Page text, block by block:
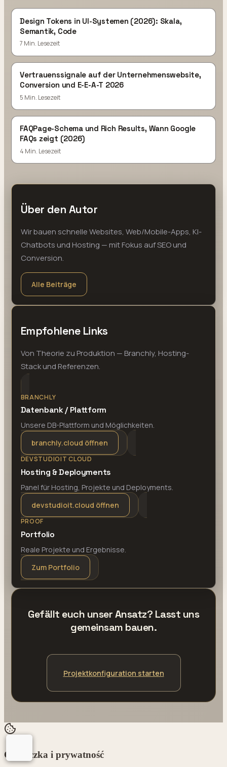
Design Tokens in UI-Systemen (2026): Skala,
Semantik, Code
7 Min. Lesezeit
Vertrauenssignale auf der Unternehmenswebsite,
Conversion und E-E-A-T 2026
5 Min. Lesezeit
FAQPage-Schema und Rich Results, Wann Google
FAQs zeigt (2026)
4 Min. Lesezeit
Über den Autor
Wir bauen schnelle Websites, Web/Mobile-Apps, KI-
Chatbots und Hosting — mit Fokus auf SEO und
Conversion.
Alle Beiträge
Empfohlene Links
Von Theorie zu Produktion — Branchly, Hosting-
Stack und Referenzen.
BRANCHLY
Datenbank / Plattform
Unsere DB-Plattform und Möglichkeiten.
branchly.cloud öffnen
DEVSTUDIOIT CLOUD
Hosting & Deployments
Panel für Hosting, Projekte und Deployments.
devstudioit.cloud öffnen
PROOF
Portfolio
Reale Projekte und Ergebnisse.
Zum Portfolio
Gefällt euch unser Ansatz? Lasst uns
gemeinsam bauen.
Projektkonfiguration starten
Ciasteczka i prywatność